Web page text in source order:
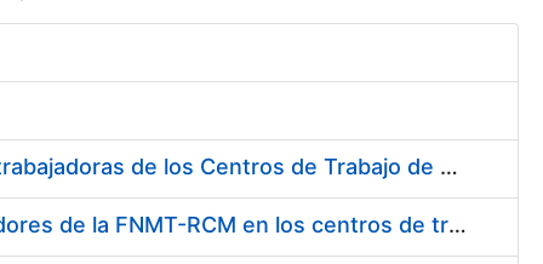
Suministro de Protectores Auditivos a medida para las personas trabajadoras de los Centros de Trabajo de Madrid y Burgos
Suministro de gafas graduadas antiproyecciones para los trabajadores de la FNMT-RCM en los centros de trabajo de Madrid y Burgos